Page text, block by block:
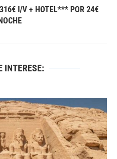
I/V + HOTEL*** POR 24€
INTERESE: